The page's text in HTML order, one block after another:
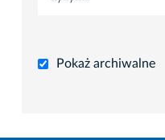
Pokaż archiwalne